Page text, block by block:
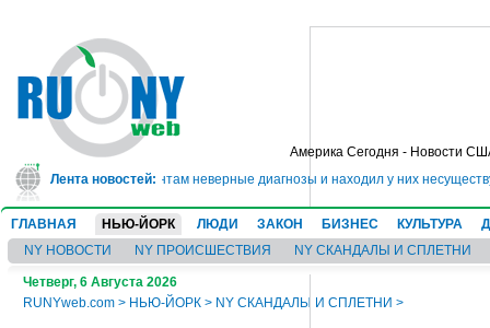
Америка Сегодня - Новости
Лента новостей:
20 лет ставил пациентам неверные диагнозы и находил у них
ГЛАВНАЯ НЬЮ-ЙОРК ЛЮДИ ЗАКОН БИЗНЕС КУЛЬТУРА
NY НОВОСТИ
NY ПРОИСШЕСТВИЯ NY СКАНДАЛЫ И СПЛЕТНИ
Четверг, 6 Августа 2026
RUNYweb.com > НЬЮ-ЙОРК > NY СКАНДАЛЫ И СПЛЕТНИ >